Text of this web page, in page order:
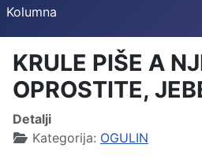
Kolumna
KRULE PIŠE A
OPROSTITE,
Detalji
Kategorija: OGULIN